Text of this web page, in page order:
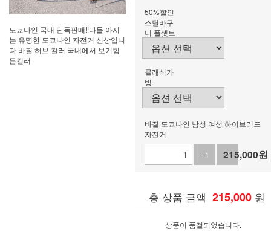
도쿄나인 국내 단독판매!!다들 아시
는 유명한 도쿄나인 자전거 신상입니
다 바질 허브 컬러 국내에서 보기힘
든컬러
50%할인
스틸바구
니 풀셋트
클래식가
방
바질 도쿄나인 남성 여성 하이브리드
자전거
+1
-1
215,000원
총 상품 금액 215,000 원
상품이 품절되었습니다.